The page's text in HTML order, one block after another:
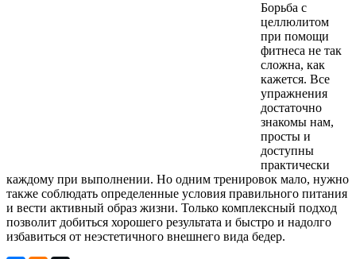
Борьба с
целлюлитом
при помощи
фитнеса не так
сложна, как
кажется. Все
упражнения
достаточно
знакомы нам,
просты и
доступны
практически
каждому при выполнении. Но одним тренировок мало, нужно
также соблюдать определенные условия правильного питания
и вести активный образ жизни. Только комплексный подход
позволит добиться хорошего результата и быстро и надолго
избавиться от неэстетичного внешнего вида бедер.